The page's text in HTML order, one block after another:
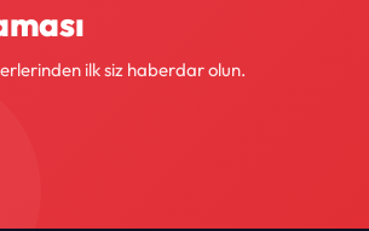
ilk siz haberdar olun.